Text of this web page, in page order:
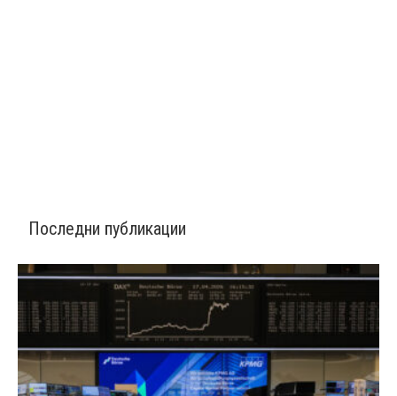
Последни публикации